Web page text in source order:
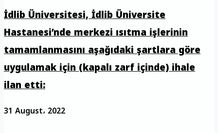
İdlib Üniversitesi, İdlib Üniversite
Hastanesi’nde merkezi ısıtma işlerinin
tamamlanmasını aşağıdaki şartlara göre
uygulamak için (kapalı zarf içinde) ihale
ilan etti:
31 August، 2022